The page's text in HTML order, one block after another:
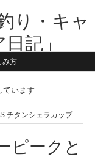
り・キャ
記」
れ・横浜在住。妻と3
です！よろしくお願い
み方
ています
チタンシェラカップ
ピークと